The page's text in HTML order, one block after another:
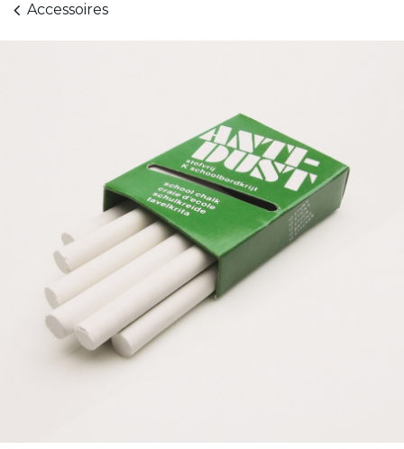
Accessoires